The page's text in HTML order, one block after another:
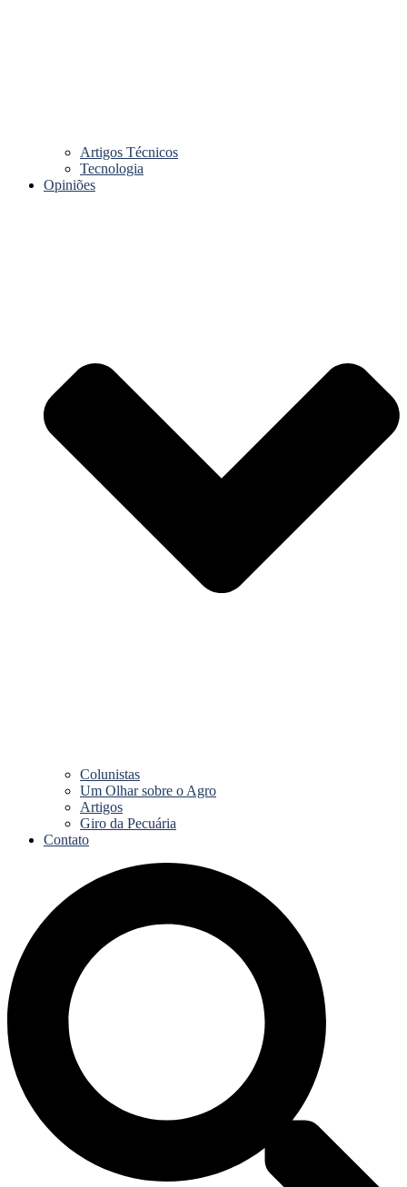
Artigos Técnicos
Tecnologia
Opiniões
Colunistas
Um Olhar sobre o Agro
Artigos
Giro da Pecuária
Contato